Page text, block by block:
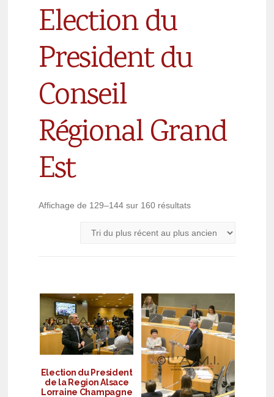
Election du
President du
Conseil
Régional Grand
Est
Affichage de 129–144 sur 160 résultats
Election du President
de la Region Alsace
Lorraine Champagne